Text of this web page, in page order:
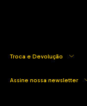
Troca e Devolução
Assine nossa newsletter